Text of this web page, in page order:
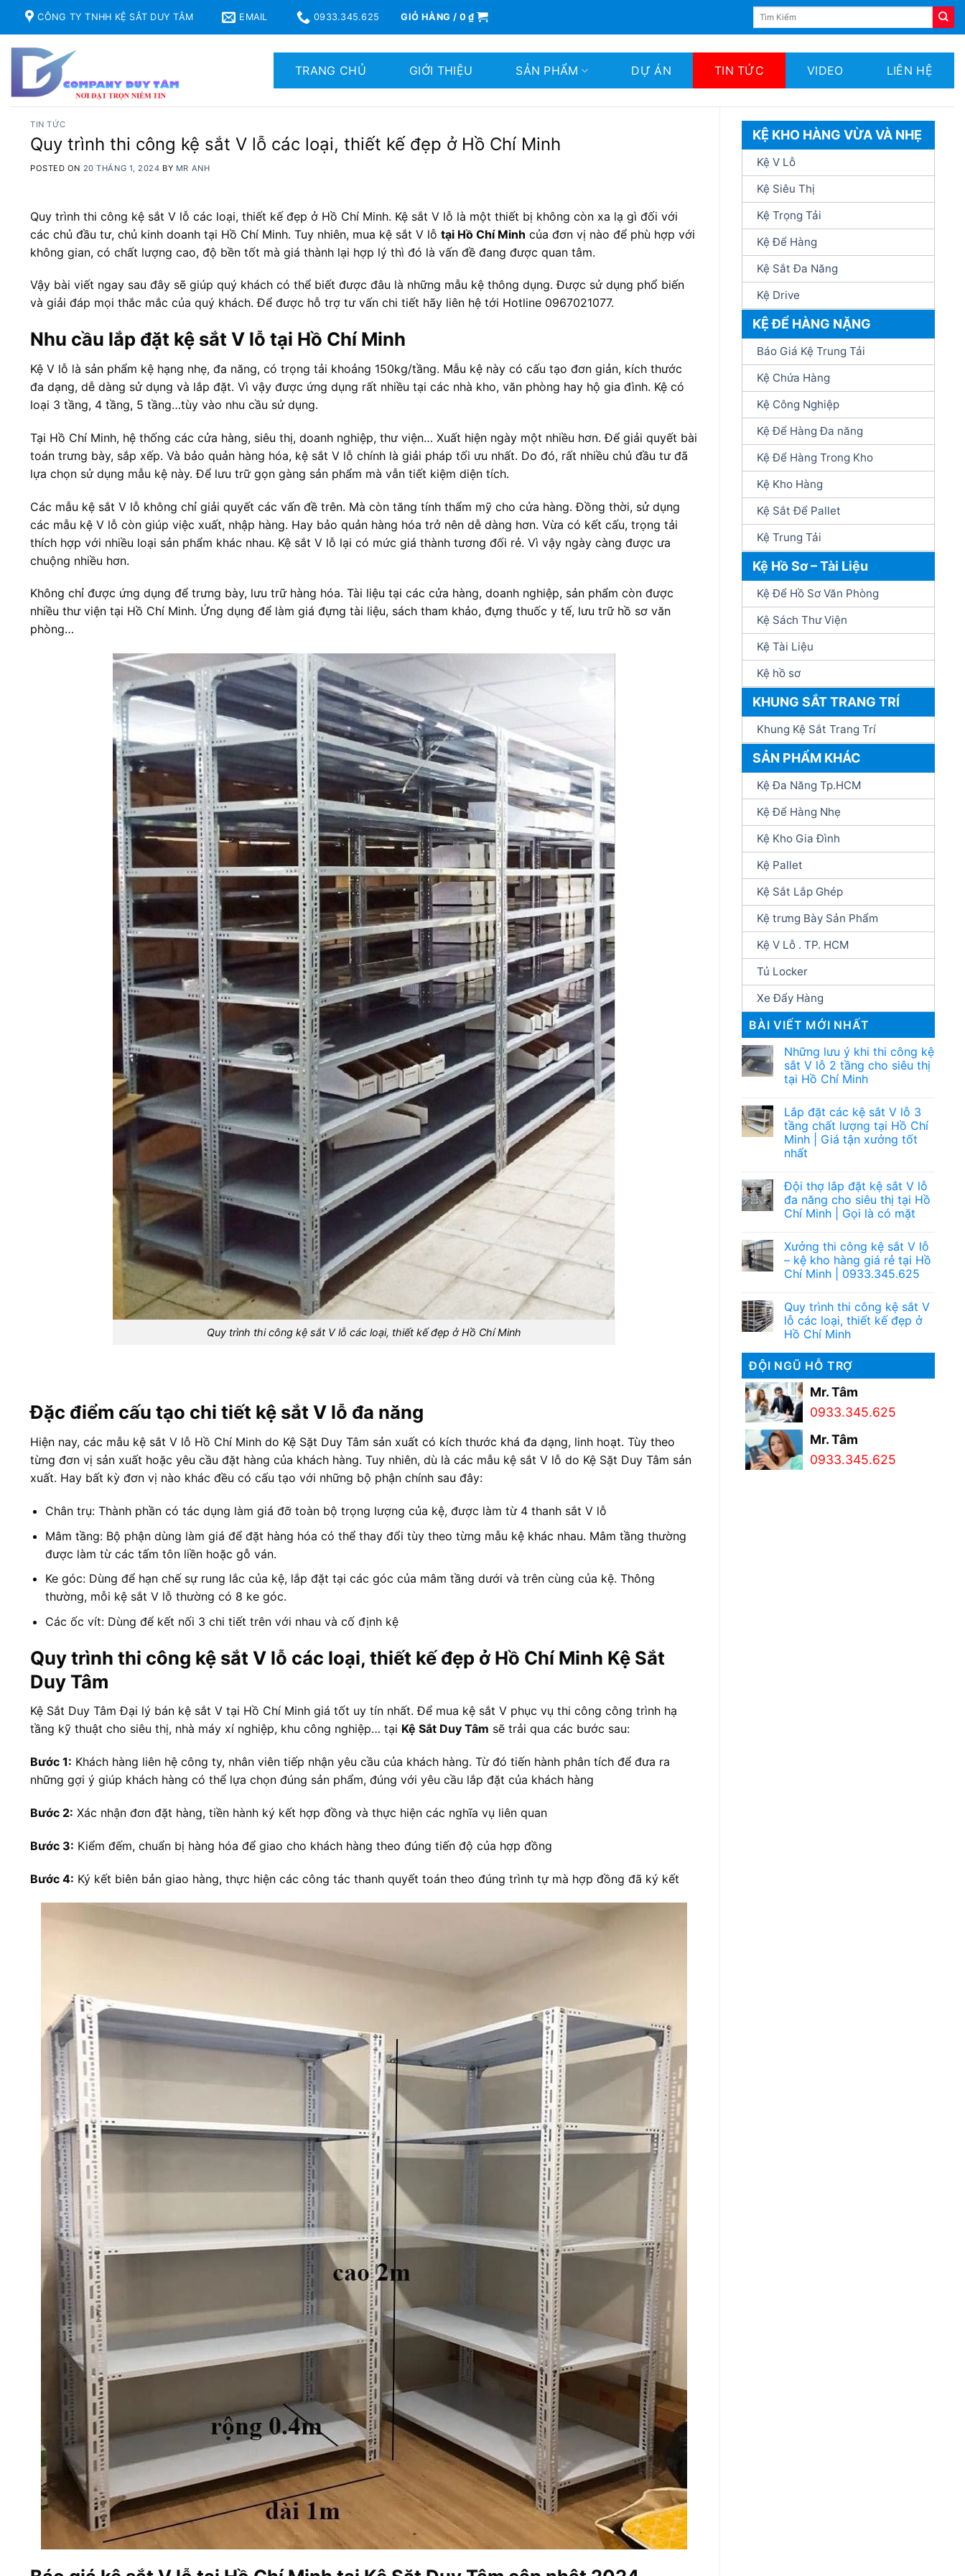
content
CÔNG TY TNHH KỆ SẮT DUY TÂM EMAIL 0933.345.625 GIỎ HÀNG / 0₫
Tìm
TRANG CHỦ GIỚI THIỆU SẢN PHẨM DỰ ÁN TIN TỨC VIDEO LIÊN HỆ
TIN TỨC
Quy trình thi công kệ sắt V lỗ các loại, thiết kế đẹp ở Hồ Chí Minh
POSTED ON 20 THÁNG 1, 2024 BY MR ANH
Quy trình thi công kệ sắt V lỗ các loại, thiết kế đẹp ở Hồ Chí Minh. Kệ sắt V lỗ là một thiết bị không còn xa lạ gì đối với
các chủ đầu tư, chủ kinh doanh tại Hồ Chí Minh. Tuy nhiên, mua kệ sắt V lỗ tại Hồ Chí Minh của đơn vị nào để phù hợp với
không gian, có chất lượng cao, độ bền tốt mà giá thành lại hợp lý thì đó là vấn đề đang được quan tâm.
Vậy bài viết ngay sau đây sẽ giúp quý khách có thể biết được đâu là những mẫu kệ thông dụng. Được sử dụng phổ biến
và giải đáp mọi thắc mắc của quý khách. Để được hỗ trợ tư vấn chi tiết hãy liên hệ tới Hotline 0967021077.
Nhu cầu lắp đặt kệ sắt V lỗ tại Hồ Chí Minh
Kệ V lỗ là sản phẩm kệ hạng nhẹ, đa năng, có trọng tải khoảng 150kg/tầng. Mẫu kệ này có cấu tạo đơn giản, kích thước
đa dạng, dễ dàng sử dụng và lắp đặt. Vì vậy được ứng dụng rất nhiều tại các nhà kho, văn phòng hay hộ gia đình. Kệ có
loại 3 tầng, 4 tầng, 5 tầng…tùy vào nhu cầu sử dụng.
Tại Hồ Chí Minh, hệ thống các cửa hàng, siêu thị, doanh nghiệp, thư viện… Xuất hiện ngày một nhiều hơn. Để giải quyết bài
toán trưng bày, sắp xếp. Và bảo quản hàng hóa, kệ sắt V lỗ chính là giải pháp tối ưu nhất. Do đó, rất nhiều chủ đầu tư đã
lựa chọn sử dụng mẫu kệ này. Để lưu trữ gọn gàng sản phẩm mà vẫn tiết kiệm diện tích.
Các mẫu kệ sắt V lỗ không chỉ giải quyết các vấn đề trên. Mà còn tăng tính thẩm mỹ cho cửa hàng. Đồng thời, sử dụng
các mẫu kệ V lỗ còn giúp việc xuất, nhập hàng. Hay bảo quản hàng hóa trở nên dễ dàng hơn. Vừa có kết cấu, trọng tải
thích hợp với nhiều loại sản phẩm khác nhau. Kệ sắt V lỗ lại có mức giá thành tương đối rẻ. Vì vậy ngày càng được ưa
chuộng nhiều hơn.
Không chỉ được ứng dụng để trưng bày, lưu trữ hàng hóa. Tài liệu tại các cửa hàng, doanh nghiệp, sản phẩm còn được
nhiều thư viện tại Hồ Chí Minh. Ứng dụng để làm giá đựng tài liệu, sách tham khảo, đựng thuốc y tế, lưu trữ hồ sơ văn
phòng…
Quy trình thi công kệ sắt V lỗ các loại, thiết kế đẹp ở Hồ Chí Minh
Đặc điểm cấu tạo chi tiết kệ sắt V lỗ đa năng
Hiện nay, các mẫu kệ sắt V lỗ Hồ Chí Minh do Kệ Sặt Duy Tâm sản xuất có kích thước khá đa dạng, linh hoạt. Tùy theo
từng đơn vị sản xuất hoặc yêu cầu đặt hàng của khách hàng. Tuy nhiên, dù là các mẫu kệ sắt V lỗ do Kệ Sặt Duy Tâm sản
xuất. Hay bất kỳ đơn vị nào khác đều có cấu tạo với những bộ phận chính sau đây:
Chân trụ: Thành phần có tác dụng làm giá đỡ toàn bộ trọng lượng của kệ, được làm từ 4 thanh sắt V lỗ
Mâm tầng: Bộ phận dùng làm giá để đặt hàng hóa có thể thay đổi tùy theo từng mẫu kệ khác nhau. Mâm tầng thường
được làm từ các tấm tôn liền hoặc gỗ ván.
Ke góc: Dùng để hạn chế sự rung lắc của kệ, lắp đặt tại các góc của mâm tầng dưới và trên cùng của kệ. Thông
thường, mỗi kệ sắt V lỗ thường có 8 ke góc.
Các ốc vít: Dùng để kết nối 3 chi tiết trên với nhau và cố định kệ
Quy trình thi công kệ sắt V lỗ các loại, thiết kế đẹp ở Hồ Chí Minh Kệ Sắt
Duy Tâm
Kệ Sắt Duy Tâm Đại lý bán kệ sắt V tại Hồ Chí Minh giá tốt uy tín nhất. Để mua kệ sắt V phục vụ thi công công trình hạ
tầng kỹ thuật cho siêu thị, nhà máy xí nghiệp, khu công nghiệp… tại Kệ Sắt Duy Tâm sẽ trải qua các bước sau:
Bước 1: Khách hàng liên hệ công ty, nhân viên tiếp nhận yêu cầu của khách hàng. Từ đó tiến hành phân tích để đưa ra
những gợi ý giúp khách hàng có thể lựa chọn đúng sản phẩm, đúng với yêu cầu lắp đặt của khách hàng
Bước 2: Xác nhận đơn đặt hàng, tiền hành ký kết hợp đồng và thực hiện các nghĩa vụ liên quan
Bước 3: Kiểm đếm, chuẩn bị hàng hóa để giao cho khách hàng theo đúng tiến độ của hợp đồng
Bước 4: Ký kết biên bản giao hàng, thực hiện các công tác thanh quyết toán theo đúng trình tự mà hợp đồng đã ký kết
KỆ KHO HÀNG VỪA VÀ NHẸ
Kệ V Lỗ
Kệ Siêu Thị
Kệ Trọng Tải
Kệ Để Hàng
Kệ Sắt Đa Năng
Kệ Drive
KỆ ĐỂ HÀNG NẶNG
Báo Giá Kệ Trung Tải
Kệ Chứa Hàng
Kệ Công Nghiệp
Kệ Để Hàng Đa năng
Kệ Để Hàng Trong Kho
Kệ Kho Hàng
Kệ Sắt Để Pallet
Kệ Trung Tải
Kệ Hồ Sơ – Tài Liệu
Kệ Để Hồ Sơ Văn Phòng
Kệ Sách Thư Viện
Kệ Tài Liệu
Kệ hồ sơ
KHUNG SẮT TRANG TRÍ
Khung Kệ Sắt Trang Trí
SẢN PHẨM KHÁC
Kệ Đa Năng Tp.HCM
Kệ Để Hàng Nhẹ
Kệ Kho Gia Đình
Kệ Pallet
Kệ Sắt Lắp Ghép
Kệ trưng Bày Sản Phẩm
Kệ V Lỗ . TP. HCM
Tủ Locker
Xe Đẩy Hàng
BÀI VIẾT MỚI NHẤT
Những lưu ý khi thi công kệ
sắt V lỗ 2 tầng cho siêu thị
tại Hồ Chí Minh
Lắp đặt các kệ sắt V lỗ 3
tầng chất lượng tại Hồ Chí
Minh | Giá tận xưởng tốt
nhất
Đội thợ lắp đặt kệ sắt V lỗ
đa năng cho siêu thị tại Hồ
Chí Minh | Gọi là có mặt
Xưởng thi công kệ sắt V lỗ
– kệ kho hàng giá rẻ tại Hồ
Chí Minh | 0933.345.625
Quy trình thi công kệ sắt V
lỗ các loại, thiết kế đẹp ở
Hồ Chí Minh
ĐỘI NGŨ HỖ TRỢ
Mr. Tâm
0933.345.625
Mr. Tâm
0933.345.625